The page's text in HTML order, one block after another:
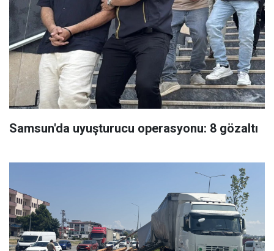
Samsun'da uyuşturucu operasyonu: 8 gözaltı